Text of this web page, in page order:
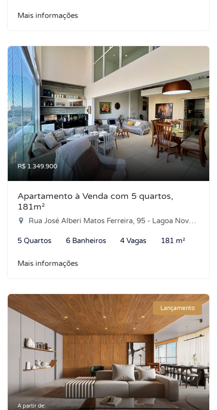
Mais informações
R$ 1.349.900
Apartamento à Venda com 5 quartos,
181m²
Rua José Alberi Matos Ferreira, 95 - Lagoa Nova, Natal-RN
5 Quartos 6 Banheiros 4 Vagas 181 m²
Mais informações
Lançamento
A partir de: